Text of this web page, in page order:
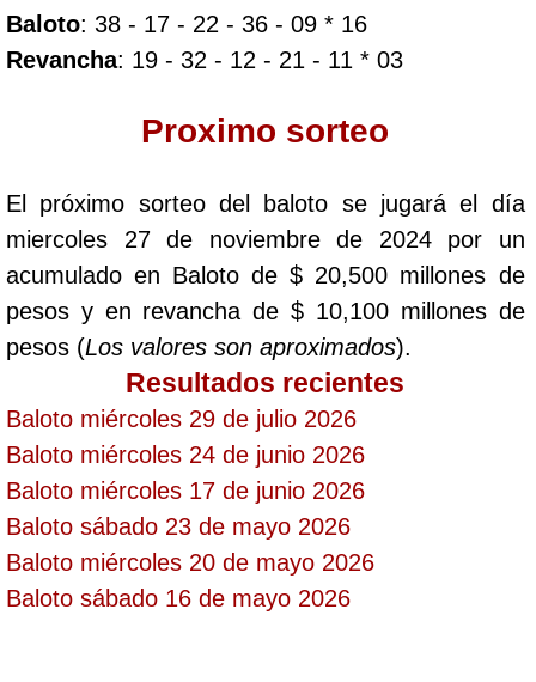
Pick 3 Día
Pick 4 Noche
Pijao de Oro
Saman de la suerte
Sinuano Día
Sinuano Noche
Super Chontico Noche
Baloto: 38 - 17 - 22 - 36 - 09 * 16
Revancha: 19 - 32 - 12 - 21 - 11 * 03
Proximo sorteo
El próximo sorteo del baloto se jugará el día
miercoles 27 de noviembre de 2024 por un
acumulado en Baloto de $ 20,500 millones de
pesos y en revancha de $ 10,100 millones de
pesos (Los valores son aproximados).
Resultados recientes
Baloto miércoles 29 de julio 2026
Baloto miércoles 24 de junio 2026
Baloto miércoles 17 de junio 2026
Baloto sábado 23 de mayo 2026
Baloto miércoles 20 de mayo 2026
Baloto sábado 16 de mayo 2026